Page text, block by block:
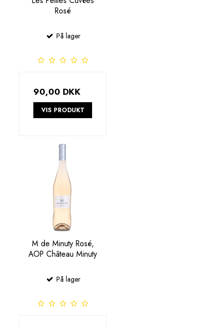
Rosé
På lager
90,00 DKK
VIS PRODUKT
M de Minuty Rosé,
AOP Château Minuty
På lager